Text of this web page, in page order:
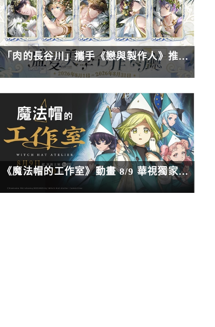
「肉的長谷川」攜手《戀與製作人》推盛夏限定聯名！限定套餐、角色特典、虛寶卡一次收藏
《魔法帽的工作室》動畫 8/9 華視獨家中文配音電視首播！